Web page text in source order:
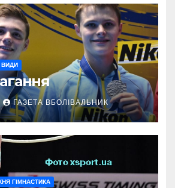
ВИДИ
ГАЗЕТА ВБОЛІВАЛЬНИК
ГІМНАСТИКА